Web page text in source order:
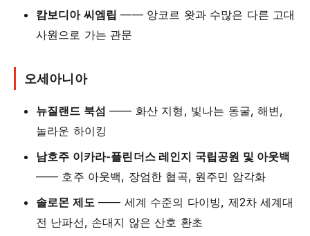
캄보디아 씨엠립 —— 앙코르 왓과 수많은 다른 고대
사원으로 가는 관문
오세아니아
뉴질랜드 북섬 —— 화산 지형, 빛나는 동굴, 해변,
놀라운 하이킹
남호주 이카라-플린더스 레인지 국립공원 및 아웃백
—— 호주 아웃백, 장엄한 협곡, 원주민 암각화
솔로몬 제도 —— 세계 수준의 다이빙, 제2차 세계대
전 난파선, 손대지 않은 산호 환초